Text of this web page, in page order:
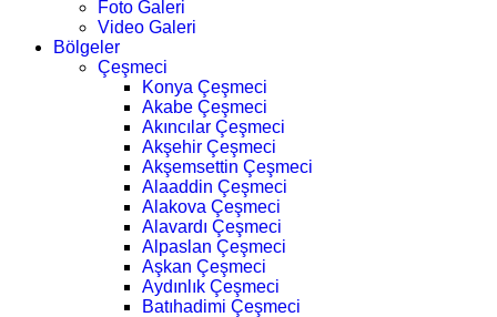
Foto Galeri
Video Galeri
Bölgeler
Çeşmeci
Konya Çeşmeci
Akabe Çeşmeci
Akıncılar Çeşmeci
Akşehir Çeşmeci
Akşemsettin Çeşmeci
Alaaddin Çeşmeci
Alakova Çeşmeci
Alavardı Çeşmeci
Alpaslan Çeşmeci
Aşkan Çeşmeci
Aydınlık Çeşmeci
Batıhadimi Çeşmeci